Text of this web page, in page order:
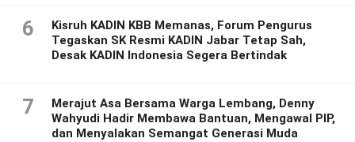
6
Kisruh KADIN KBB Memanas, Forum Pengurus
Tegaskan SK Resmi KADIN Jabar Tetap Sah,
Desak KADIN Indonesia Segera Bertindak
7
Merajut Asa Bersama Warga Lembang, Denny
Wahyudi Hadir Membawa Bantuan, Mengawal PIP,
dan Menyalakan Semangat Generasi Muda